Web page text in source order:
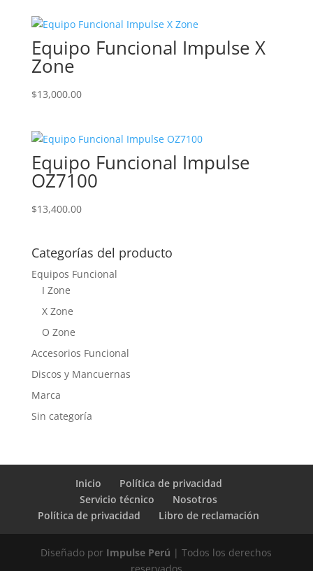
Equipo Funcional Impulse X
Zone
$13,000.00
Equipo Funcional Impulse
OZ7100
$13,400.00
Categorías del producto
Equipos Funcional
I Zone
X Zone
O Zone
Accesorios Funcional
Discos y Mancuernas
Marca
Sin categoría
Inicio
Política de privacidad
Servicio técnico
Nosotros
Política de privacidad
Libro de reclamación
Diseñado por Impulse Perú | Todos los derechos
reservados